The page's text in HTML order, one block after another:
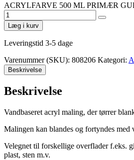
ACRYLFARVE 500 ML PRIMÆR
Læg i kurv
Leveringstid 3-5 dage
Varenummer (SKU): 808206 Kategori:
Beskrivelse
Beskrivelse
Vandbaseret acryl maling, der tørrer
Malingen kan blandes og fortyndes med
Velegnet til forskellige overflader f.eks.
plast, sten m.v.